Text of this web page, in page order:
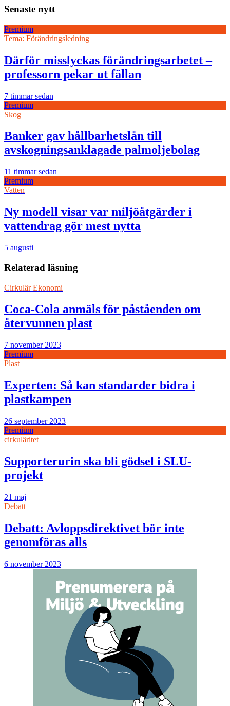
Senaste nytt
Premium
Tema: Förändringsledning
Därför misslyckas förändringsarbetet –
professorn pekar ut fällan
7 timmar sedan
Premium
Skog
Banker gav hållbarhetslån till
avskogningsanklagade palmoljebolag
11 timmar sedan
Premium
Vatten
Ny modell visar var miljöåtgärder i
vattendrag gör mest nytta
5 augusti
Relaterad läsning
Cirkulär Ekonomi
Coca-Cola anmäls för påståenden om
återvunnen plast
7 november 2023
Premium
Plast
Experten: Så kan standarder bidra i
plastkampen
26 september 2023
Premium
cirkuläritet
Supporterurin ska bli gödsel i SLU-
projekt
21 maj
Debatt
Debatt: Avloppsdirektivet bör inte
genomföras alls
6 november 2023